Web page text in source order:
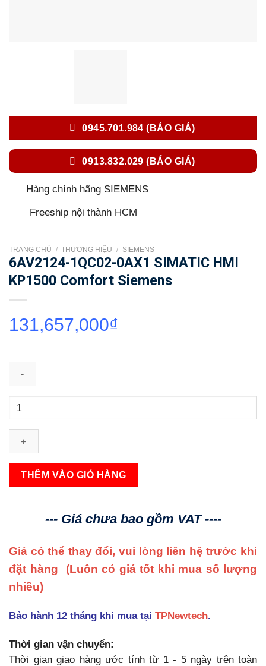
0945.701.984 (BÁO GIÁ)
0913.832.029 (BÁO GIÁ)
Hàng chính hãng SIEMENS
Freeship nội thành HCM
TRANG CHỦ / THƯƠNG HIỆU / SIEMENS
6AV2124-1QC02-0AX1 SIMATIC HMI
KP1500 Comfort Siemens
131,657,000₫
6AV2124-
0AX1
SIMATIC
HMI
KP1500
THÊM VÀO GIỎ HÀNG
--- Giá chưa bao gồm VAT ----
Giá có thể thay đổi, vui lòng liên hệ trước khi
đặt hàng (Luôn có giá tốt khi mua số lượng
nhiều)
Bảo hành 12 tháng khi mua tại TPNewtech.
Thời gian vận chuyển:
Thời gian giao hàng ước tính từ 1 - 5 ngày trên toàn